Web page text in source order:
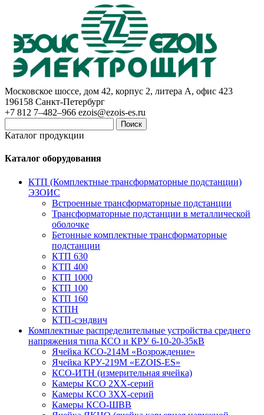
Московское шоссе, дом 42, корпус 2, литера А, офис 423
196158 Санкт-Петербург
+7 812 7–482–966 ezois@ezois-es.ru
Поиск
Каталог продукции
Каталог оборудования
КТП (Комплектные трансформаторные подстанции)
ЭЗОИС
Встроенные трансформаторные подстанции
Трансформаторные подстанции в металлической
оболочке
Бетонные комплектные трансформаторные
подстанции
КТП 630
КТП 400
КТП 1000
КТП 100
КТП 160
КТПН
КТП-сэндвич
Комплектные распределительные устройства среднего
напряжения типа КСО и КРУ 6-10-20-35кВ
Ячейка КСО-214М «Возрождение»
Ячейка КРУ-219М «EZOIS-ES»
КСО-ИТН (измерительная ячейка)
Камеры КСО 2ХХ-серий
Камеры КСО 3ХХ-серий
Камеры КСО-ШВВ